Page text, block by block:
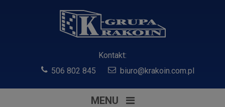
Kontakt:
506 802 845
biuro@krakoin.com.pl
MENU